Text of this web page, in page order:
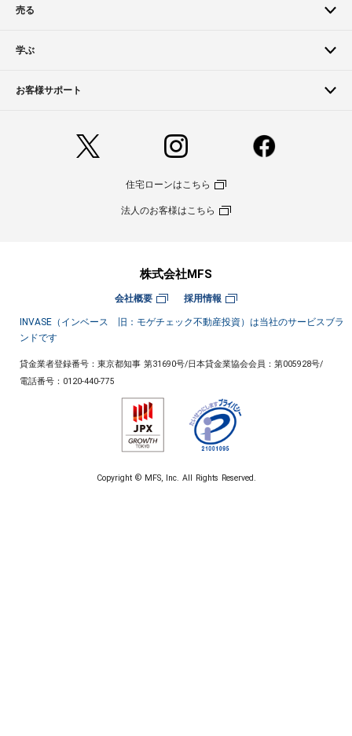
売る
学ぶ
お客様サポート
住宅ローンはこちら
法人のお客様はこちら
株式会社MFS
会社概要 採用情報
INVASE（インベース 旧：モゲチェック不動産投資）は当社のサービスブラ
ンドです
貸金業者登録番号：東京都知事 第31690号/日本貸金業協会会員：第005928号/
電話番号： 0120-440-775
Copyright © MFS, Inc. All Rights Reserved.